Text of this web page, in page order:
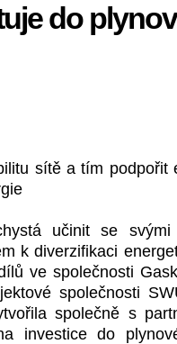
do
sítě a tím podpořit
učinit se
k diverzifikaci
ve společnosti
společnosti
společně s
investice do